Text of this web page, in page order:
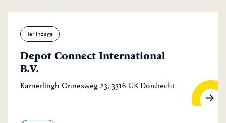
Ter inzage
Depot Connect International
B.V.
Kamerlingh Onnesweg 23, 3316 GK Dordrecht